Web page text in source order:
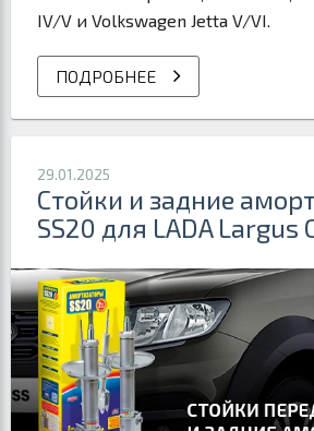
IV/V и Volkswagen Jetta V/VI.
ПОДРОБНЕЕ
29.01.2025
Стойки и задние
SS20 для LADA Largus